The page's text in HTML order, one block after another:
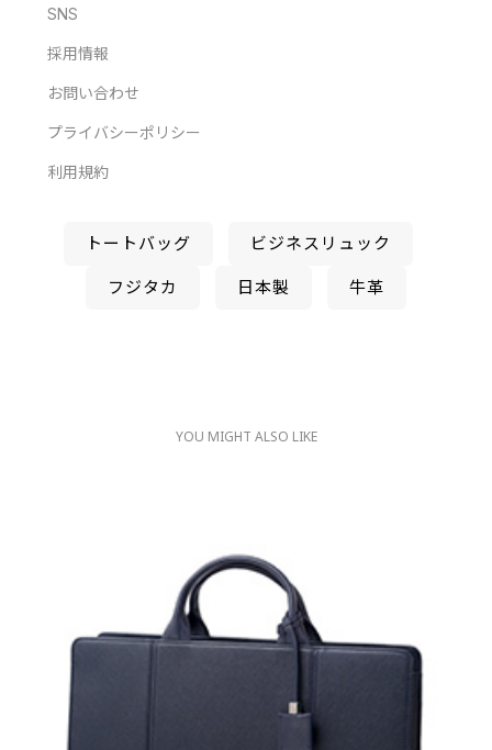
SNS
採用情報
お問い合わせ
プライバシーポリシー
利用規約
トートバッグ ビジネスリュック
フジタカ 日本製 牛革
YOU MIGHT ALSO LIKE